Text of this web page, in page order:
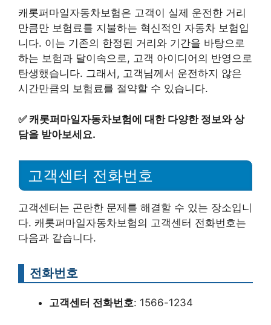
캐롯퍼마일자동차보험은 고객이 실제 운전한 거리
만큼만 보험료를 지불하는 혁신적인 자동차 보험입
니다. 이는 기존의 한정된 거리와 기간을 바탕으로
하는 보험과 달이속으로, 고객 아이디어의 반영으로
탄생했습니다. 그래서, 고객님께서 운전하지 않은
시간만큼의 보험료를 절약할 수 있습니다.
✅캐롯퍼마일자동차보험에 대한 다양한 정보와 상
담을 받아보세요.
고객센터 전화번호
고객센터는 곤란한 문제를 해결할 수 있는 장소입니
다. 캐롯퍼마일자동차보험의 고객센터 전화번호는
다음과 같습니다.
전화번호
고객센터 전화번호: 1566-1234